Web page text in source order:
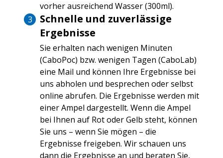
vorher ausreichend Wasser (300ml).
Schnelle und zuverlässige
Ergebnisse
Sie erhalten nach wenigen Minuten
(CaboPoc) bzw. wenigen Tagen (CaboLab)
eine Mail und können Ihre Ergebnisse bei
uns abholen und besprechen oder selbst
online abrufen. Die Ergebnisse werden mit
einer Ampel dargestellt. Wenn die Ampel
bei Ihnen auf Rot oder Gelb steht, können
Sie uns – wenn Sie mögen – die
Ergebnisse freigeben. Wir schauen uns
dann die Ergebnisse an und beraten Sie,